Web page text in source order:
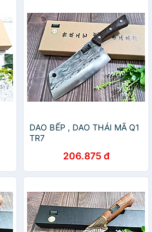
DAO BẾP , DAO THÁI MÃ Q1
TR7
206.875 đ